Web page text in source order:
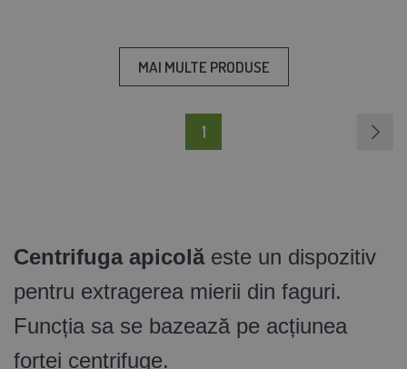
MAI MULTE PRODUSE
1
Centrifuga apicolăeste un dispozitiv
pentru extragerea mierii din faguri.
Funcția sa se bazează pe acțiunea
forței centrifuge.